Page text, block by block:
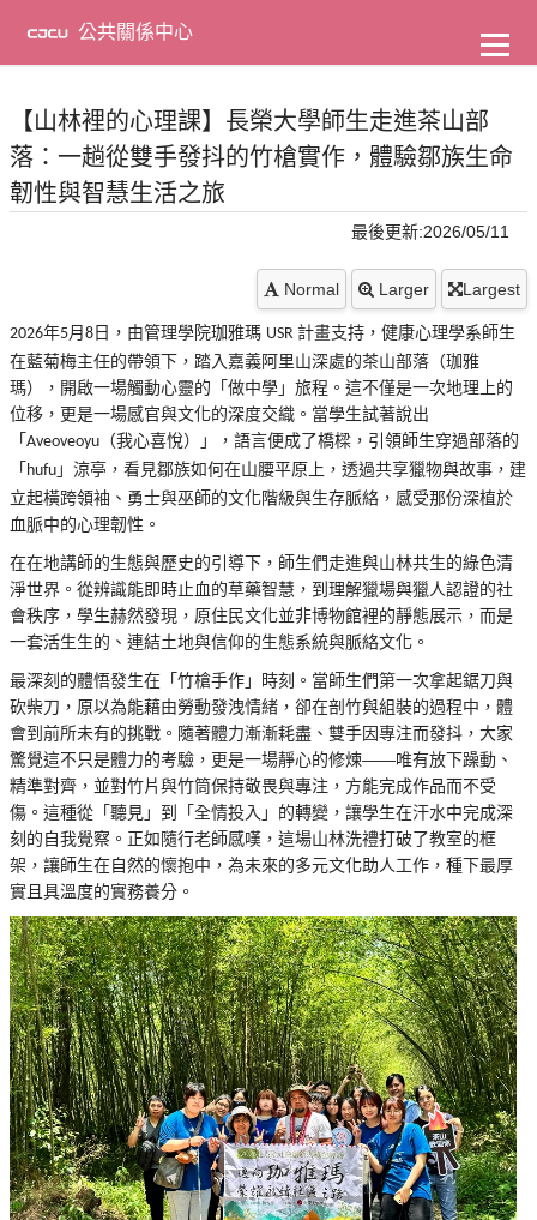
主
容
公共關係中心
【山林裡的心理課】長榮大學師生走進茶山部
落：一趟從雙手發抖的竹槍實作，體驗鄒族生命
韌性與智慧生活之旅
最後更新:2026/05/11
Normal Larger Largest
2026年5月8 日，由管理學院珈雅瑪 USR 計畫支持，健康心理學系師生
在藍菊梅主任的帶領下，踏入嘉義阿里山深處的茶山部落（珈雅
瑪），開啟一場觸動心靈的「做中學」旅程。這不僅是一次地理上的
位移，更是一場感官與文化的深度交織。當學生試著說出
「Aveoveoyu （我心喜悅）」，語言便成了橋樑，引領師生穿過部落的
「 hufu 」涼亭，看見鄒族如何在山腰平原上，透過共享獵物與故事，建
立起橫跨領袖、勇士與巫師的文化階級與生存脈絡，感受那份深植於
血脈中的心理韌性。
在在地講師的生態與歷史的引導下，師生們走進與山林共生的綠色清
淨世界。從辨識能即時止血的草藥智慧，到理解獵場與獵人認證的社
會秩序，學生赫然發現，原住民文化並非博物館裡的靜態展示，而是
一套活生生的、連結土地與信仰的生態系統與脈絡文化。
最深刻的體悟發生在「竹槍手作」時刻。當師生們第一次拿起鋸刀與
砍柴刀，原以為能藉由勞動發洩情緒，卻在剖竹與組裝的過程中，體
會到前所未有的挑戰。隨著體力漸漸耗盡、雙手因專注而發抖，大家
驚覺這不只是體力的考驗，更是一場靜心的修煉——唯有放下躁動、
精準對齊，並對竹片與竹筒保持敬畏與專注，方能完成作品而不受
傷。這種從「聽見」到「全情投入」的轉變，讓學生在汗水中完成深
刻的自我覺察。正如隨行老師感嘆，這場山林洗禮打破了教室的框
架，讓師生在自然的懷抱中，為未來的多元文化助人工作，種下最厚
實且具溫度的實務養分。